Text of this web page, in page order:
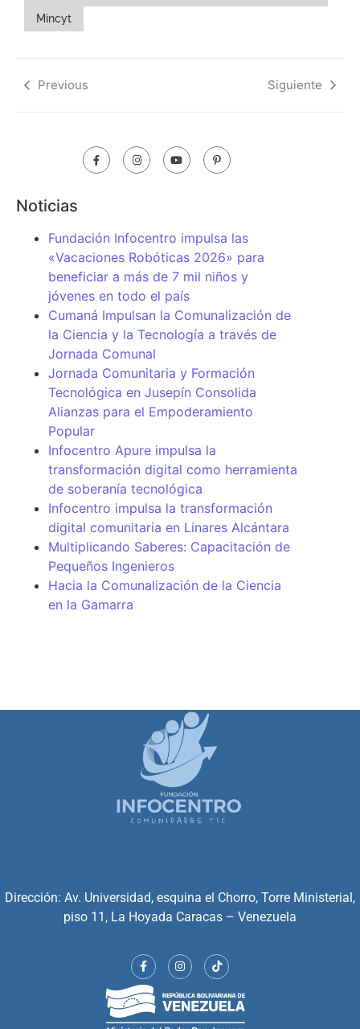
Mincyt
Previous Siguiente
Noticias
Fundación Infocentro impulsa las
«Vacaciones Robóticas 2026» para
beneficiar a más de 7 mil niños y
jóvenes en todo el país
Cumaná Impulsan la Comunalización de
la Ciencia y la Tecnología a través de
Jornada Comunal
Jornada Comunitaria y Formación
Tecnológica en Jusepín Consolida
Alianzas para el Empoderamiento
Popular
Infocentro Apure impulsa la
transformación digital como herramienta
de soberanía tecnológica
Infocentro impulsa la transformación
digital comunitaria en Linares Alcántara
Multiplicando Saberes: Capacitación de
Pequeños Ingenieros
Hacia la Comunalización de la Ciencia
en la Gamarra
Dirección: Av. Universidad, esquina el Chorro, Torre Ministerial,
piso 11, La Hoyada Caracas – Venezuela